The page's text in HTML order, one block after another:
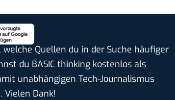
Quellen du in der Suche häufiger
du BASIC thinking kostenlos als
unabhängigen Tech-Journalismus
Dank!